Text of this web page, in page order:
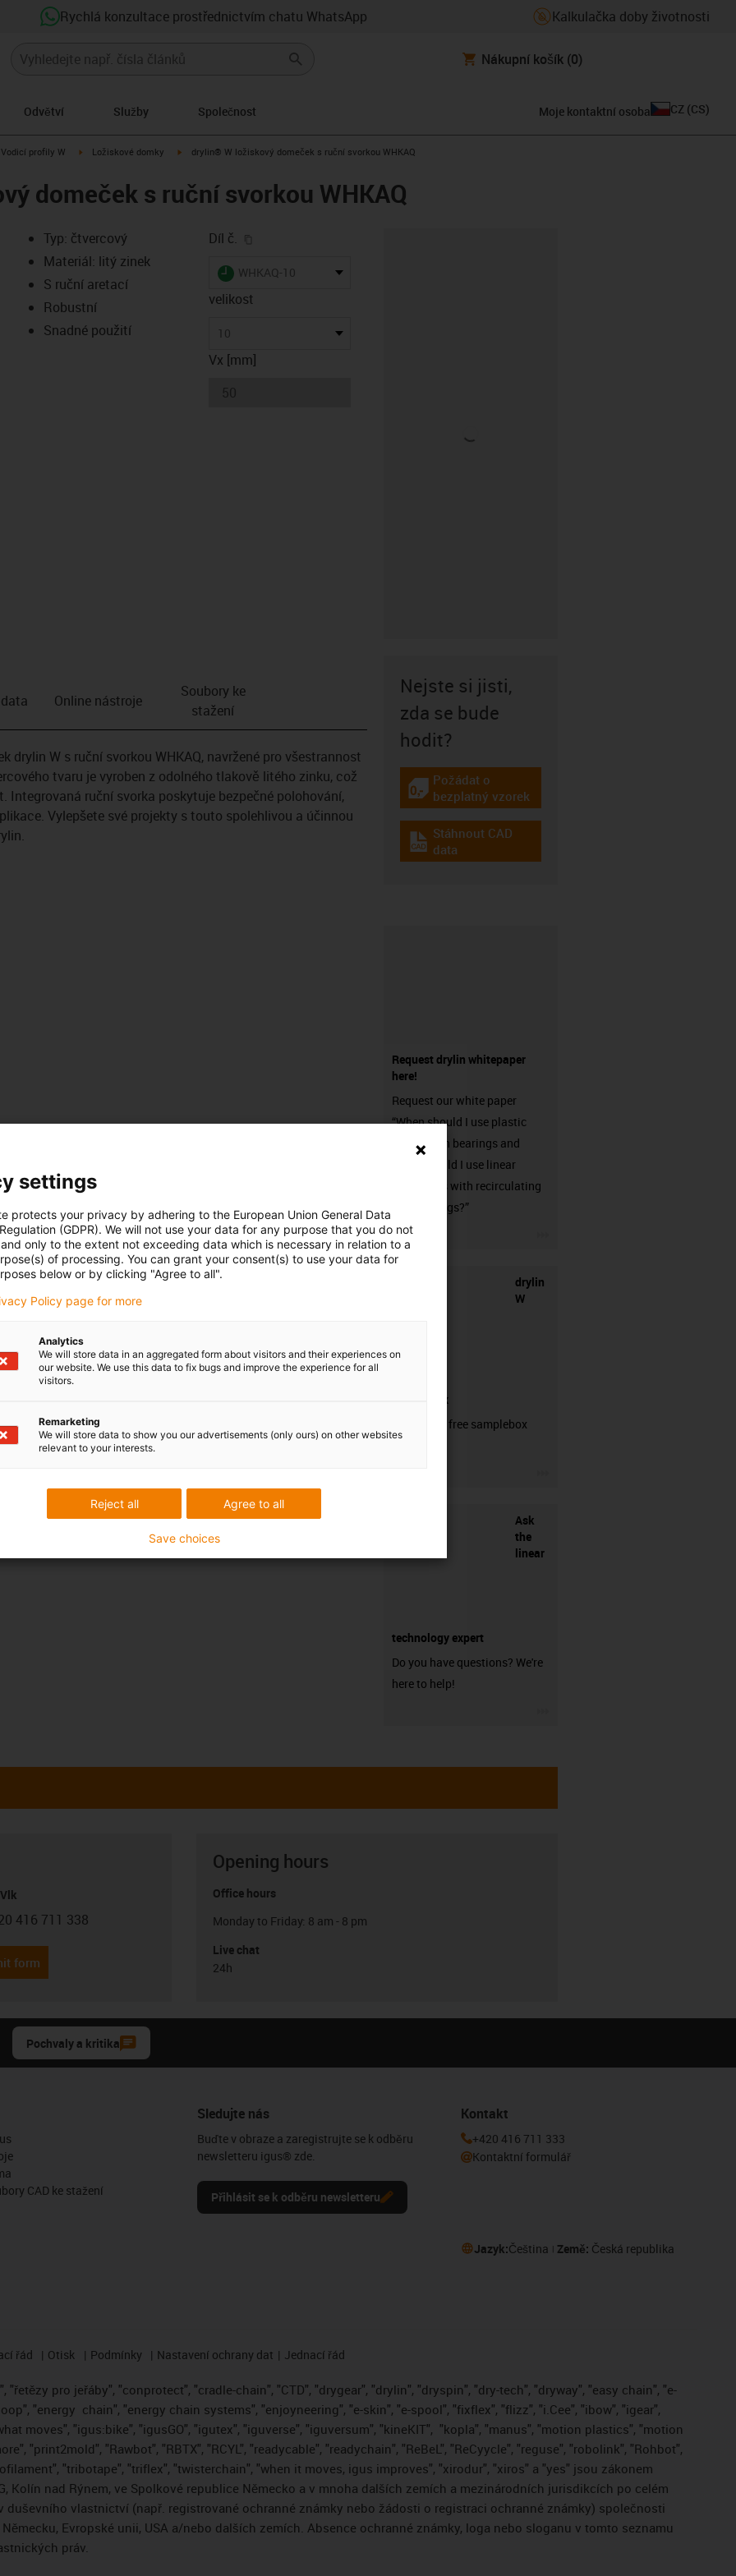
Rychlá konzultace prostřednictvím chatu WhatsApp Kalkulačka doby životnosti
Nákupní košík (0)
Odvětví Služby Společnost Moje kontaktní osoba CZ (CS)
icon-arrow-right
Vodicí profily W igus-icon-arrow-right
Ložiskové domky igus-icon-arrow-right
drylin® W ložiskový domeček s ruční svorkou WHKAQ
domeček s ruční svorkou WHKAQ
icon-lupe
icon-lupe
Typ: čtvercový
Materiál: litý zinek
S ruční aretací
Robustní
Snadné použití
Díl č.
igus-icon-lieferzeit
WHKAQ-10
velikost
10
Vx [mm]
Online nástroje
Soubory ke
stažení
drylin W s ruční svorkou WHKAQ, navržené pro všestrannost
tvaru je vyroben z odolného tlakově litého zinku, což
Integrovaná ruční svorka poskytuje bezpečné polohování,
Vylepšete své projekty s touto spolehlivou a účinnou
Nejste si jisti,
zda se bude
hodit?
igus-icon-gratismuster
Požádat o
bezplatný vzorek
igus-icon-cad-dateien
Stáhnout CAD
data
Request drylin whitepaper
here!
Request our white paper
“When should I use plastic
linear plain bearings and
when should I use linear
guideways with recirculating
ball bearings?”
drylin
W
samplebox
Order your free samplebox
Ask
the
linear
technology expert
Do you have questions? We're
here to help!
phone
416 711 338
form
Opening hours
Office hours
Monday to Friday: 8 am - 8 pm
Live chat
24h
Pochvaly a kritika
CAD ke stažení
Sledujte nás
Buďte v obraze a zaregistrujte se k odběru
newsletteru igus® zde.
Přihlásit se k odběru newsletteru
Kontakt
+420 416 711 333
Kontaktní formulář
Jazyk:Čeština Země: Česká republika
řád Otisk Podmínky Nastavení ochrany dat Jednací řád
"řetězy pro jeřáby", "conprotect", "cradle-chain", "CTD", "drygear", "drylin", "dryspin", "dry-tech", "dryway", "easy chain", "e-
"energy chain", "energy chain systems", "enjoyneering", "e-skin", "e-spool", "fixflex", "flizz", "i.Cee", "ibow", "igear",
moves", "igus:bike", "igusGO", "igutex", "iguverse", "iguversum", "kineKIT", "kopla", "manus", "motion plastics", "motion
"print2mold", "Rawbot", "RBTX", "RCYL", "readycable", "readychain", "ReBeL", "ReCyycle", "reguse", "robolink", "Rohbot",
"tribotape", "triflex", "twisterchain", "when it moves, igus improves", "xirodur", "xiros" a "yes" jsou zákonem
Kolín nad Rýnem, ve Spolkové republice Německo a v mnoha dalších zemích a mezinárodních jurisdikcích po celém
duševního vlastnictví (např. registrované ochranné známky nebo žádosti o registraci ochranné známky) společnosti
Evropské unii, USA a/nebo dalších zemích. Absence ochranné známky, loga nebo sloganu v tomto seznamu
práv.
settings
protects your privacy by adhering to the European Union General Data
(GDPR). We will not use your data for any purpose that you do not
only to the extent not exceeding data which is necessary in relation to a
of processing. You can grant your consent(s) to use your data for
below or by clicking "Agree to all".
Policy page for more
Analytics
We will store data in an aggregated form about visitors and their experiences on
our website. We use this data to fix bugs and improve the experience for all
visitors.
Remarketing
We will store data to show you our advertisements (only ours) on other websites
relevant to your interests.
Agree to all
Reject all
Save choices